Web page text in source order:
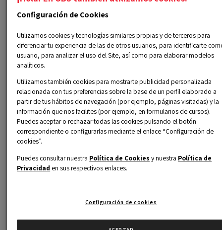
un espacio enriquecedor donde los participantes
intercambiar ideas y reflexionar sobre sus trayectorias
profesionales.
Con la participación en estas actividades, los miembros
del club tienen la oportunidad de
conexiones, y encontrar inspiración para sus propios
proyectos y metas. Además, el Club Alumni Colombia se
esfuerza por crear un ambiente colaborativo y de
donde todos puedan beneficiarse del conocimiento
colectivo y contribuir al
Comunidad Alumni
en Colombia.
Configuración de Cookies
Utilizamos cookies y tecnologías similares propias y de terceros para
diferenciar tu experiencia de las de otros usuarios, para identificarte
usuario, para analizar el uso del Site, así como para elaborar modelos
analíticos.
Utilizamos también cookies para mostrarte publicidad personalizada
relacionada con tus preferencias sobre la base de un perfil elaborado a
partir de tus hábitos de navegación (por ejemplo, páginas visitadas) y la
información que nos facilites (por ejemplo, en formularios de cursos).
Puedes aceptar o rechazar todas las cookies pulsando el botón
correspondiente o configurarlas mediante el enlace “Configuración de
cookies”.
Puedes consultar nuestra Política de Cookies y nuestra Política de
Privacidad en sus respectivos enlaces.
Configuración de cookies